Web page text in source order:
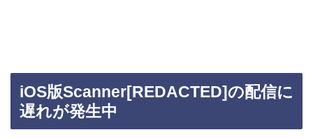
iOS版Scanner[REDACTED]の配信に
遅れが発生中